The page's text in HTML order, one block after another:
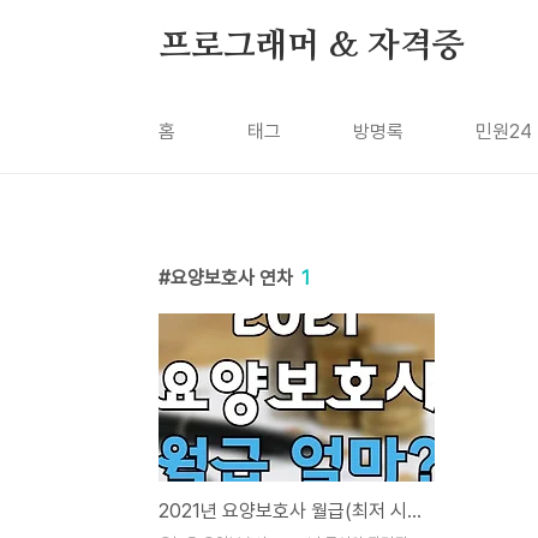
프로그래머 & 자격증
홈 태그 방명록 민원24
요양보호사 연차 1
2021년 요양보호사 월급(최저 시급+연차수당) 계산하면?